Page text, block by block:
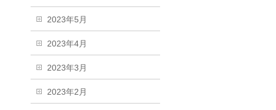
2023年5月
2023年4月
2023年3月
2023年2月